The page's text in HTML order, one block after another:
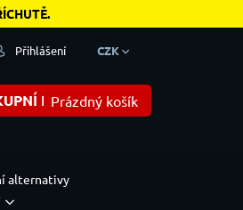
CZK
Přihlášení
KOŠÍK
Prázdný košík
alternativy